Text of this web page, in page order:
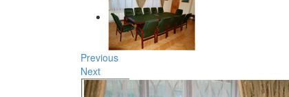
Previous
Next